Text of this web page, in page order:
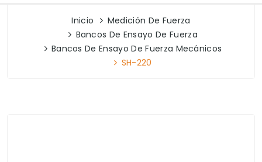
Inicio
Medición De Fuerza
Bancos De Ensayo De Fuerza
Bancos De Ensayo De Fuerza Mecánicos
SH-220